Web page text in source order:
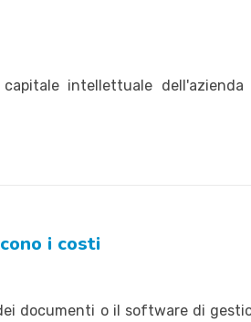
intellettuale
i costi
documenti o il software di